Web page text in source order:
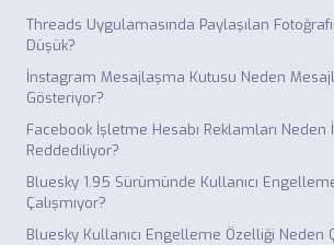
Threads Uygulamasında Paylaşılan
Düşük?
İnstagram Mesajlaşma Kutusu Neden
Gösteriyor?
Facebook İşletme Hesabı Reklamları
Reddediliyor?
Bluesky 1.95 Sürümünde Kullanıcı
Çalışmıyor?
Bluesky Kullanıcı Engelleme Özelliği Neden